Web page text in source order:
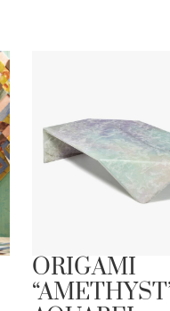
ORIGAMI